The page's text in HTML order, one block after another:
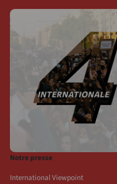
Notre presse
International Viewpoint